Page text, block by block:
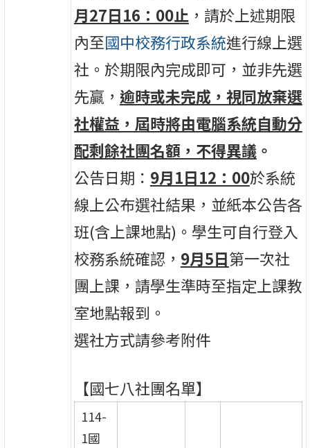
月27日16：00止，請於上述期限
內至國中校務行政系統進行線上選
社。於期限內完成即可，並非先選
先贏， 逾時或未完成，視同放棄選
社權益，屆時將由電腦系統自動分
配剩餘社團名額，不得異議。
公告日期： 9月1日12：00於系統
線上公布選社結果，並紙本公告各
班(含上課地點)。學生可自行登入
校務系統確認， 9月5日第一次社
團上課，請學生準時至指定上課教
室地點報到。
選社方式請參考附件
【國七八社團名單】
114-
1國